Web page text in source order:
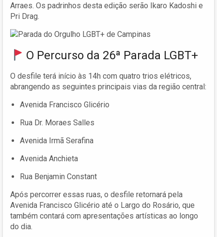
Arraes. Os padrinhos desta edição serão Ikaro Kadoshi e
Pri Drag.
O Percurso da 26ª Parada LGBT+
O desfile terá início às 14h com quatro trios elétricos,
abrangendo as seguintes principais vias da região central:
Avenida Francisco Glicério
Rua Dr. Moraes Salles
Avenida Irmã Serafina
Avenida Anchieta
Rua Benjamin Constant
Após percorrer essas ruas, o desfile retornará pela
Avenida Francisco Glicério até o Largo do Rosário, que
também contará com apresentações artísticas ao longo
do dia.